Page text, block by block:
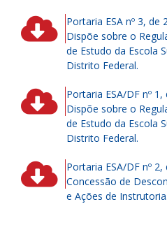
Portaria ESA nº 3, de
Dispõe sobre o
de Estudo da Escola
Distrito Federal.
Portaria ESA/DF nº
Dispõe sobre o
de Estudo da Escola
Distrito Federal.
Portaria ESA/DF nº
Concessão de
e Ações de Instrutoria.